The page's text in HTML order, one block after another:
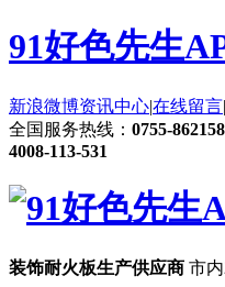
91好色先生
新浪微博资讯中心|在线留言|
全国服务热线： 0755-
4008-113-531
装饰耐火板生产供应商 市